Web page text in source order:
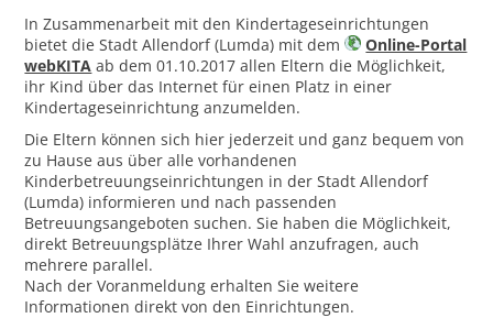
In Zusammenarbeit mit den Kindertageseinrichtungen
bietet die Stadt Allendorf (Lumda) mit dem
Online-Portal
webKITA ab dem 01.10.2017 allen Eltern die Möglichkeit,
ihr Kind über das Internet für einen Platz in einer
Kindertageseinrichtung anzumelden.
Die Eltern können sich hier jederzeit und ganz bequem von
zu Hause aus über alle vorhandenen
Kinderbetreuungseinrichtungen in der Stadt Allendorf
(Lumda) informieren und nach passenden
Betreuungsangeboten suchen. Sie haben die Möglichkeit,
direkt Betreuungsplätze Ihrer Wahl anzufragen, auch
mehrere parallel.
Nach der Voranmeldung erhalten Sie weitere
Informationen direkt von den Einrichtungen.